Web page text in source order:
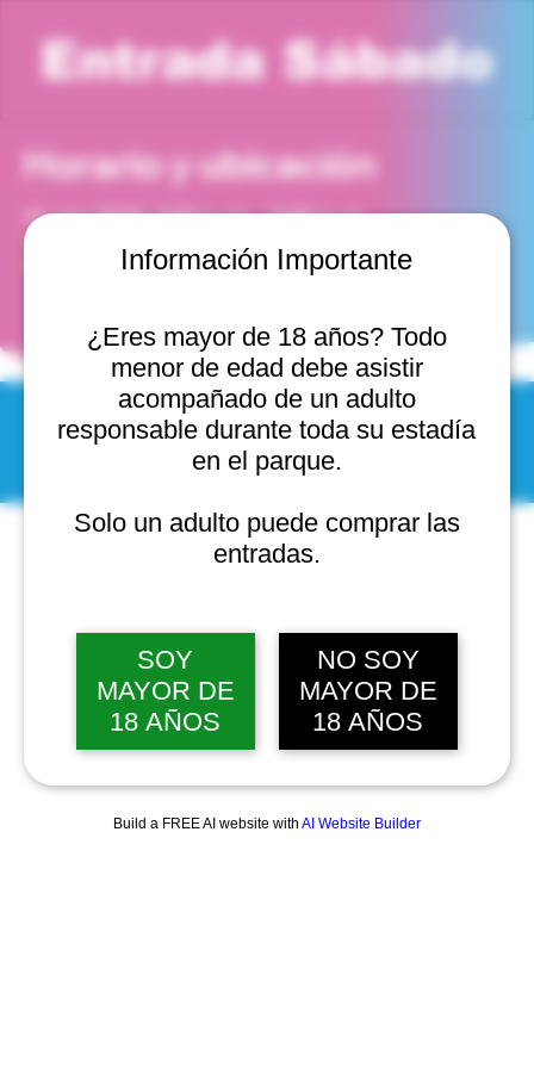
Información Importante
¿Eres mayor de 18 años? Todo
menor de edad debe asistir
acompañado de un adulto
responsable durante toda su estadía
en el parque.
Solo un adulto puede comprar las
entradas.
SOY
MAYOR DE
18 AÑOS
NO SOY
MAYOR DE
18 AÑOS
Build a FREE AI website with AI Website Builder
Entrada Sábado
Horario y ubicación
11 ago 2029, 4:00 p. m. – 5:00 p. m.
Viña del Mar, Cam. Internacional 2440, 2541754 Viña
del Mar, Valparaíso, Chile